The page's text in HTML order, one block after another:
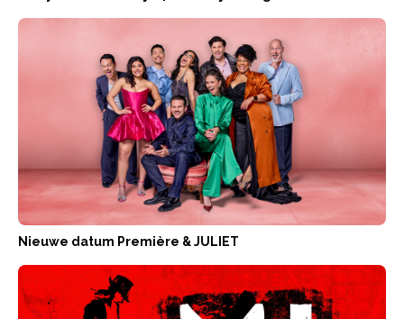
Nieuwe datum Première & JULIET